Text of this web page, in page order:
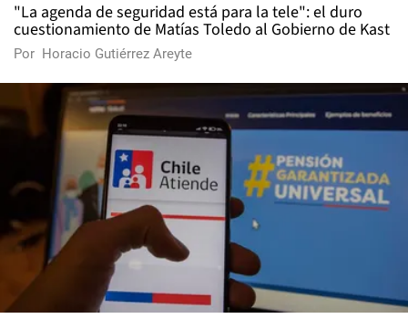
"La agenda de seguridad está para la tele": el duro
cuestionamiento de Matías Toledo al Gobierno de Kast
Por Horacio Gutiérrez Areyte